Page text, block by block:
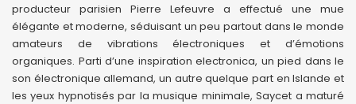
producteur parisien Pierre Lefeuvre a effectué une mue
élégante et moderne, séduisant un peu partout dans le monde
amateurs de vibrations électroniques et d’émotions
organiques. Parti d’une inspiration electronica, un pied dans le
son électronique allemand, un autre quelque part en Islande et
les yeux hypnotisés par la musique minimale, Saycet a maturé